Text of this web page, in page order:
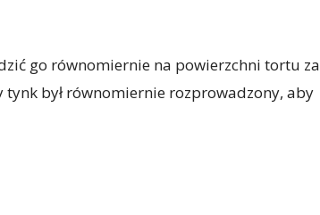
go równomiernie na powierzchni tortu za
tynk był równomiernie rozprowadzony, aby